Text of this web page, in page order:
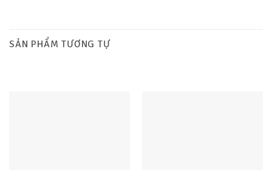
SẢN PHẨM TƯƠNG TỰ